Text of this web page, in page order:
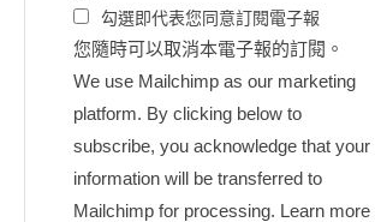
勾選即代表您同意訂閱電子報
您隨時可以取消本電子報的訂閱。
We use Mailchimp as our marketing
platform. By clicking below to
subscribe, you acknowledge that your
information will be transferred to
Mailchimp for processing. Learn more